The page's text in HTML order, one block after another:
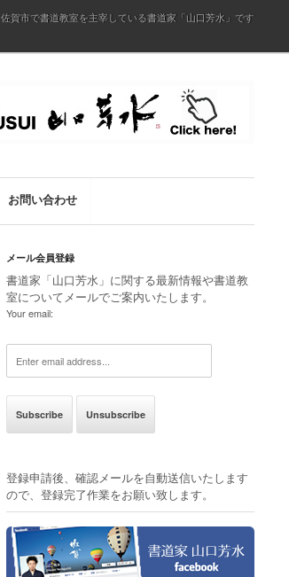
佐賀市で書道教室を主宰している書道家「山口芳水」です
お問い合わせ
メール会員登録
書道家「山口芳水」に関する最新情報や書道教
室についてメールでご案内いたします。
Your email:
登録申請後、確認メールを自動送信いたします
ので、登録完了作業をお願い致します。